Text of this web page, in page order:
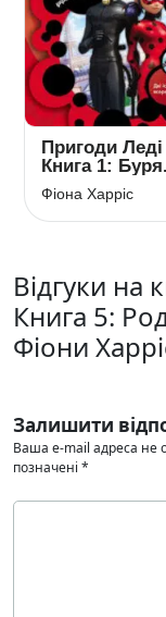
Пригоди
Книга 1: Буря.
Бульбашник
Фіона Харріс
Відгуки на
Книга 5:
Фіони
Залишити
Ваша e-mail адреса не
позначені *